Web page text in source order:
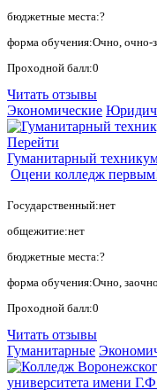
бюджетные места:?
форма обучения:Очно, очно-
Проходной балл:0
Читать отзывы
Экономические
Перейти
Гуманитарный
Оцени колледж
Государственный:нет
общежитие:нет
бюджетные места:?
форма обучения:Очно,
Проходной балл:0
Читать отзывы
Гуманитарные